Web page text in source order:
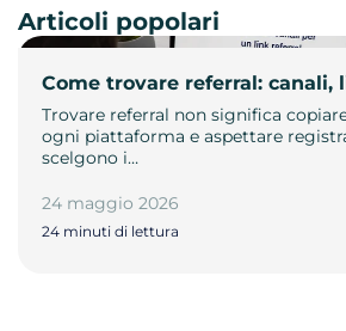
Come trovare referral: canali,
Trovare referral non significa
ogni piattaforma e aspettare
scelgono i…
24 maggio 2026
24 minuti di lettura
Articoli popolari